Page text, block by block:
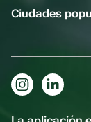
Ciudades